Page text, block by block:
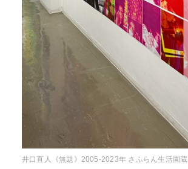
井口直人《無題》2005-2023年 さふらん生活園蔵